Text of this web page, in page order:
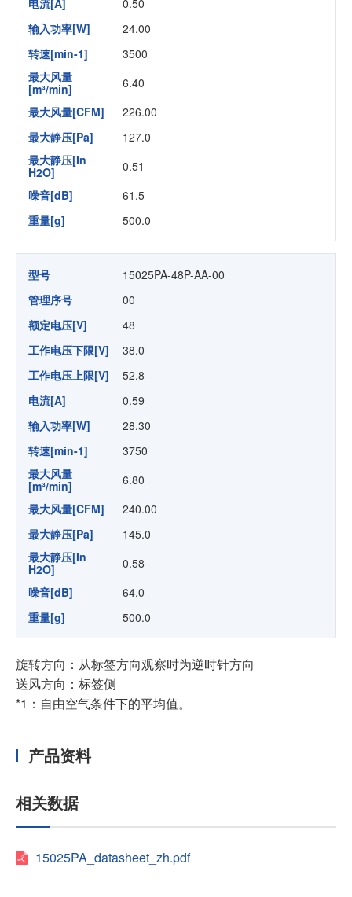
电流[A]
0.50
输入功率[W]
24.00
转速[min-1]
3500
最大风量
[m³/min]
6.40
最大风量[CFM]
226.00
最大静压[Pa]
127.0
最大静压[In
H2O]
0.51
噪音[dB]
61.5
重量[g]
500.0
型号
15025PA-48P-AA-00
管理序号
00
额定电压[V]
48
工作电压下限[V]
38.0
工作电压上限[V]
52.8
电流[A]
0.59
输入功率[W]
28.30
转速[min-1]
3750
最大风量
[m³/min]
6.80
最大风量[CFM]
240.00
最大静压[Pa]
145.0
最大静压[In
H2O]
0.58
噪音[dB]
64.0
重量[g]
500.0
旋转方向：从标签方向观察时为逆时针方向
送风方向：标签侧
*1：自由空气条件下的平均值。
产品资料
相关数据
15025PA_datasheet_zh.pdf